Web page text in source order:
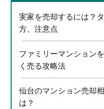
実家を売却するには？
方、注意点
ファミリーマンション
く売る攻略法
仙台のマンション売却
は？